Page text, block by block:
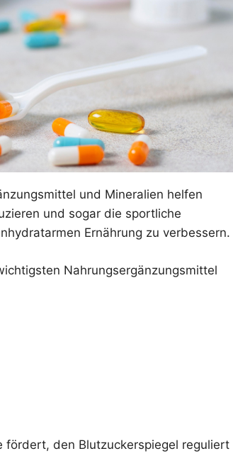
und Mineralien helfen
und sogar die sportliche
Ernährung zu verbessern.
Nahrungsergänzungsmittel
fördert, den Blutzuckerspiegel reguliert